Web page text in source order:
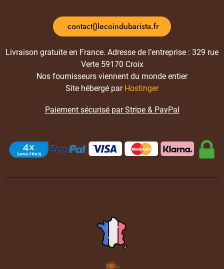
contact()lecoindubarista.fr
Livraison gratuite en France. Adresse de l’entreprise : 329 rue
Verte 59170 Croix
Nos fournisseurs viennent du monde entier
Site hébergé par Hostinger
Paiement sécurisé par Stripe & PayPal